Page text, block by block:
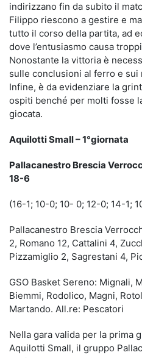
indirizzano fin da subito il
Filippo riescono a gestire e
tutto il corso della partita, ad
dove l’entusiasmo causa
Nonostante la vittoria è
sulle conclusioni al ferro e
Infine, è da evidenziare la
ospiti benché per molti fosse
giocata.
Aquilotti Small – 1°giornata
Pallacanestro Brescia
18-6
(16-1; 10-0; 10- 0; 12-0; 14-1;
Pallacanestro Brescia
2, Romano 12, Cattalini 4,
Pizzamiglio 2, Sagrestani 4,
GSO Basket Sereno: Mignali,
Biemmi, Rodolico, Magni,
Martando. All.re: Pescatori
Nella gara valida per la prima
Aquilotti Small, il gruppo